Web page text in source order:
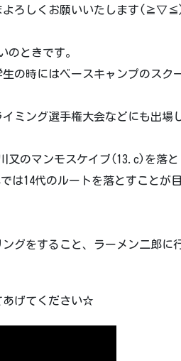
よろしくお願いいたします
のときです。
の時にはベースキャンプのスク
ミング選手権大会などにも出場
又のマンモスケイブ(13.c)を落と
は14代のルートを落とすことが
グをすること、ラーメン二郎に
あげてください☆